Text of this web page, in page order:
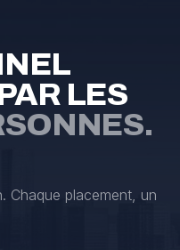
LES
Chaque placement, un